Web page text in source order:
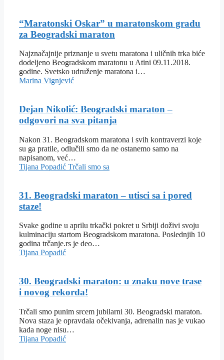
“Maratonski Oskar” u maratonskom gradu
za Beogradski maraton
Najznačajnije priznanje u svetu maratona i uličnih trka biće
dodeljeno Beogradskom maratonu u Atini 09.11.2018.
godine. Svetsko udruženje maratona i…
Marina Vignjević
Dejan Nikolić: Beogradski maraton –
odgovori na sva pitanja
Nakon 31. Beogradskom maratona i svih kontraverzi koje
su ga pratile, odlučili smo da ne ostanemo samo na
napisanom, već…
Tijana Popadić Trčali smo sa
31. Beogradski maraton – utisci sa i pored
staze!
Svake godine u aprilu trkački pokret u Srbiji doživi svoju
kulminaciju startom Beogradskom maratona. Poslednjih 10
godina trčanje.rs je deo…
Tijana Popadić
30. Beogradski maraton: u znaku nove trase
i novog rekorda!
Trčali smo punim srcem jubilarni 30. Beogradski maraton.
Nova staza je opravdala očekivanja, adrenalin nas je vukao
kada noge nisu…
Tijana Popadić